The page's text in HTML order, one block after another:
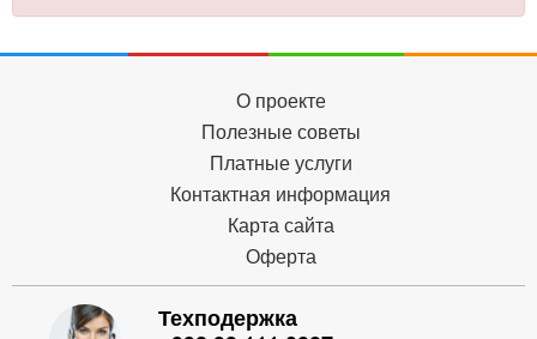
О проекте
Полезные советы
Платные услуги
Контактная информация
Карта сайта
Оферта
Техподержка